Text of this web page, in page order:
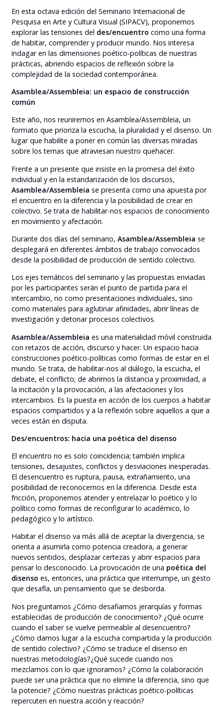
En esta octava edición del Seminario Internacional de
Pesquisa en Arte y Cultura Visual (SIPACV), proponemos
explorar las tensiones del des/encuentro como una forma
de habitar, comprender y producir mundo. Nos interesa
indagar en las dimensiones poético-políticas de nuestras
prácticas, abriendo espacios de reflexión sobre la
complejidad de la sociedad contemporánea.
Asamblea/Assembleia: un espacio de construcción
común
Este año, nos reuniremos en Asamblea/Assembleia, un
formato que prioriza la escucha, la pluralidad y el disenso. Un
lugar que habilite a poner en común las diversas miradas
sobre los temas que atraviesan nuestro quehacer.
Frente a un presente que insiste en la promesa del éxito
individual y en la estandarización de los discursos,
Asamblea/Assembleia se presenta como una apuesta por
el encuentro en la diferencia y la posibilidad de crear en
colectivo. Se trata de habilitar-nos espacios de conocimiento
en movimiento y afectación.
Durante dos días del seminario, Asamblea/Assembleia se
desplegará en diferentes ámbitos de trabajo convocados
desde la posibilidad de producción de sentido colectivo.
Los ejes temáticos del seminario y las propuestas enviadas
por les participantes serán el punto de partida para el
intercambio, no como presentaciones individuales, sino
como materiales para aglutinar afinidades, abrir líneas de
investigación y detonar procesos colectivos.
Asamblea/Assembleia es una materialidad móvil construida
con retazos de acción, discurso y hacer. Un espacio hacia
construcciones poético-políticas como formas de estar en el
mundo. Se trata, de habilitar-nos al diálogo, la escucha, el
debate, el conflicto; de abrirnos la distancia y proximidad, a
la incitación y la provocación, a las afectaciones y los
intercambios. Es la puesta en acción de los cuerpos a habitar
espacios compartidos y a la reflexión sobre aquellos a que a
veces están en disputa.
Des/encuentros: hacia una poética del disenso
El encuentro no es solo coincidencia; también implica
tensiones, desajustes, conflictos y desviaciones inesperadas.
El desencuentro es ruptura, pausa, extrañamiento, una
posibilidad de reconocernos en la diferencia. Desde esta
fricción, proponemos atender y entrelazar lo poético y lo
político como formas de reconfigurar lo académico, lo
pedagógico y lo artístico.
Habitar el disenso va más allá de aceptar la divergencia, se
orienta a asumirla como potencia creadora, a generar
nuevos sentidos, desplazar certezas y abrir espacios para
pensar lo desconocido. La provocación de una poética del
disenso es, entonces, una práctica que interrumpe, un gesto
que desafía, un pensamiento que se desborda.
Nos preguntamos ¿Cómo desafiamos jerarquías y formas
establecidas de producción de conocimiento? ¿Qué ocurre
cuando el saber se vuelve permeable al desencuentro?
¿Cómo damos lugar a la escucha compartida y la producción
de sentido colectivo? ¿Cómo se traduce el disenso en
nuestras metodologías?¿Qué sucede cuando nos
mezclamos con lo que ignoramos? ¿Cómo la colaboración
puede ser una práctica que no elimine la diferencia, sino que
la potencie? ¿Cómo nuestras prácticas poético-políticas
repercuten en nuestra acción y reacción?